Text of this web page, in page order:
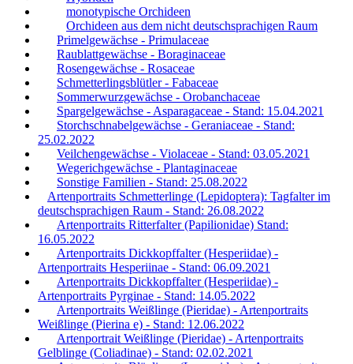
monotypische Orchideen
Orchideen aus dem nicht deutschsprachigen Raum
Primelgewächse - Primulaceae
Raublattgewächse - Boraginaceae
Rosengewächse - Rosaceae
Schmetterlingsblütler - Fabaceae
Sommerwurzgewächse - Orobanchaceae
Spargelgewächse - Asparagaceae - Stand: 15.04.2021
Storchschnabelgewächse - Geraniaceae - Stand:
25.02.2022
Veilchengewächse - Violaceae - Stand: 03.05.2021
Wegerichgewächse - Plantaginaceae
Sonstige Familien - Stand: 25.08.2022
Artenportraits Schmetterlinge (Lepidoptera): Tagfalter im
deutschsprachigen Raum - Stand: 26.08.2022
Artenportraits Ritterfalter (Papilionidae) Stand:
16.05.2022
Artenportraits Dickkopffalter (Hesperiidae) -
Artenportraits Hesperiinae - Stand: 06.09.2021
Artenportraits Dickkopffalter (Hesperiidae) -
Artenportraits Pyrginae - Stand: 14.05.2022
Artenportraits Weißlinge (Pieridae) - Artenportraits
Weißlinge (Pierina e) - Stand: 12.06.2022
Artenportrait Weißlinge (Pieridae) - Artenportraits
Gelblinge (Coliadinae) - Stand: 02.02.2021